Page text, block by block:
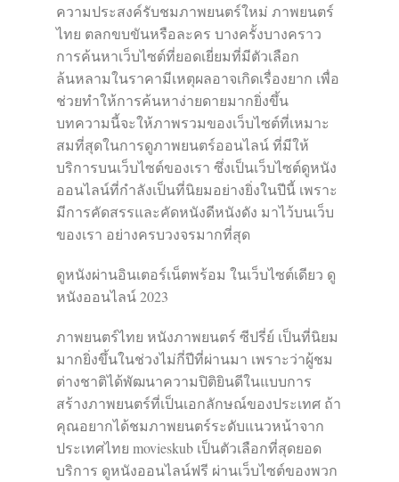
ความประสงค์รับชมภาพยนตร์ใหม่ ภาพยนตร์
ไทย ตลกขบขันหรือละคร บางครั้งบางคราว
การค้นหาเว็บไซต์ที่ยอดเยี่ยมที่มีตัวเลือก
ล้นหลามในราคามีเหตุผลอาจเกิดเรื่องยาก เพื่อ
ช่วยทำให้การค้นหาง่ายดายมากยิ่งขึ้น
บทความนี้จะให้ภาพรวมของเว็บไซต์ที่เหมาะ
สมที่สุดในการดูภาพยนตร์ออนไลน์ ที่มีให้
บริการบนเว็บไซต์ของเรา ซึ่งเป็นเว็บไซต์ดูหนัง
ออนไลน์ที่กำลังเป็นที่นิยมอย่างยิ่งในปีนี้ เพราะ
มีการคัดสรรและคัดหนังดีหนังดัง มาไว้บนเว็บ
ของเรา อย่างครบวงจรมากที่สุด
ดูหนังผ่านอินเตอร์เน็ตพร้อม ในเว็บไซต์เดียว ดู
หนังออนไลน์ 2023
ภาพยนตร์ไทย หนังภาพยนตร์ ซีปรี่ย์ เป็นที่นิยม
มากยิ่งขึ้นในช่วงไม่กี่ปีที่ผ่านมา เพราะว่าผู้ชม
ต่างชาติได้พัฒนาความปิติยินดีในแบบการ
สร้างภาพยนตร์ที่เป็นเอกลักษณ์ของประเทศ ถ้า
คุณอยากได้ชมภาพยนตร์ระดับแนวหน้าจาก
ประเทศไทย movieskub เป็นตัวเลือกที่สุดยอด
บริการ ดูหนังออนไลน์ฟรี ผ่านเว็บไซต์ของพวก